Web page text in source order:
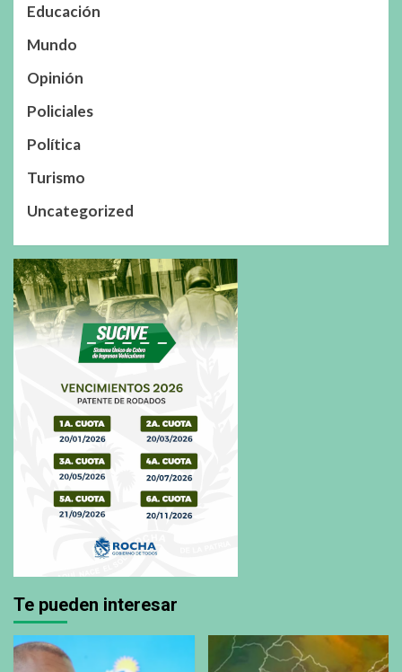
Educación
Mundo
Opinión
Policiales
Política
Turismo
Uncategorized
Te pueden interesar